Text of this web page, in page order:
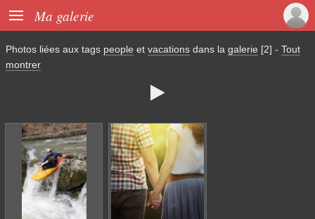
 Ma galerie
Photos liées aux tags people et vacations dans la galerie [2] - Tout
montrer
